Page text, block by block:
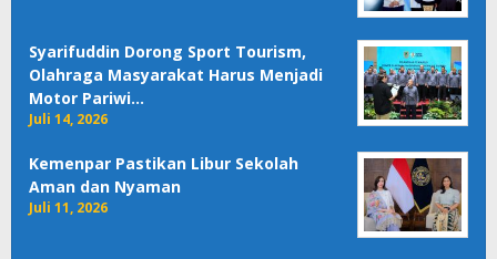
Syarifuddin Dorong Sport Tourism,
Olahraga Masyarakat Harus Menjadi
Motor Pariwi…
Juli 14, 2026
Kemenpar Pastikan Libur Sekolah
Aman dan Nyaman
Juli 11, 2026